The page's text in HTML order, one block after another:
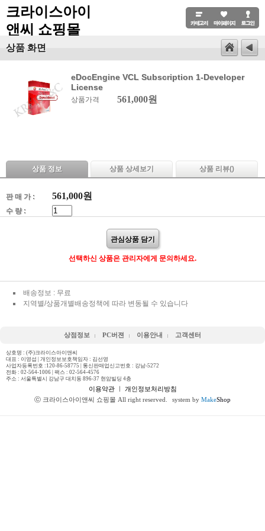
크라이스아이
앤씨 쇼핑몰
상품 화면
eDocEngine VCL Subscription 1-Developer
License
상품가격 561,000원
상품 정보 상품 상세보기 상품 리뷰()
판 매 가 : 561,000원
수 량 :
관심상품 담기
선택하신 상품은 관리자에게 문의하세요.
배송정보 : 무료
지역별/상품개별배송정책에 따라 변동될 수 있습니다
상점정보 PC버젼 이용안내 고객센터
상호명 : (주)크라이스아이앤씨
대표 : 이영섭 | 개인정보보호책임자 : 김선영
사업자등록번호 :120-86-58775 | 통신판매업신고번호 : 강남-5272
전화 : 02-564-1006 | 팩스 : 02-564-4576
주소 : 서울특별시 강남구 대치동 896-37 현암빌딩 4층
이용약관ㅣ 개인정보처리방침
ⓒ 크라이스아이앤씨 쇼핑몰 All right reserved.
system by MakeShop